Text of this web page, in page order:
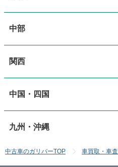
道北・旭川
青森
岩手
関東
東京
神奈川
中部
中部
新潟
長野
関西
関西
大阪
京都
中国・四国
中国・四国
九州・沖縄
中古車のガリバーTOP 車買取・車